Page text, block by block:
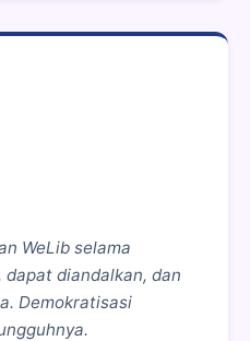
WeLib selama
diandalkan, dan
Demokratisasi